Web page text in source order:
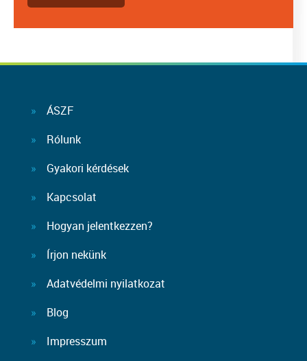
ÁSZF
Rólunk
Gyakori kérdések
Kapcsolat
Hogyan jelentkezzen?
Írjon nekünk
Adatvédelmi nyilatkozat
Blog
Impresszum